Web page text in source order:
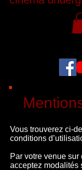
Vous trouverez ci-
conditions
Par votre venue sur
acceptez modalités